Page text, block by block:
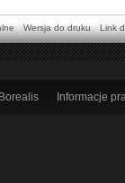
Wersja do druku Link
Informacje